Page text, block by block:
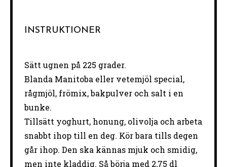
INSTRUKTIONER
Sätt ugnen på 225 grader.
Blanda Manitoba eller vetemjöl special,
rågmjöl, frömix, bakpulver och salt i en
bunke.
Tillsätt yoghurt, honung, olivolja och arbeta
snabbt ihop till en deg. Kör bara tills degen
går ihop. Den ska kännas mjuk och smidig,
men inte kladdig. Så börja med 2,75 dl